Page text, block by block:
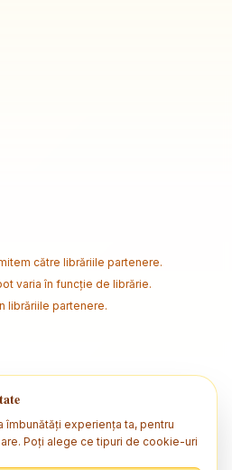
către librăriile partenere.
varia în funcție de librărie.
librăriile partenere.
experiența ta, pentru
Poți alege ce tipuri de cookie-uri